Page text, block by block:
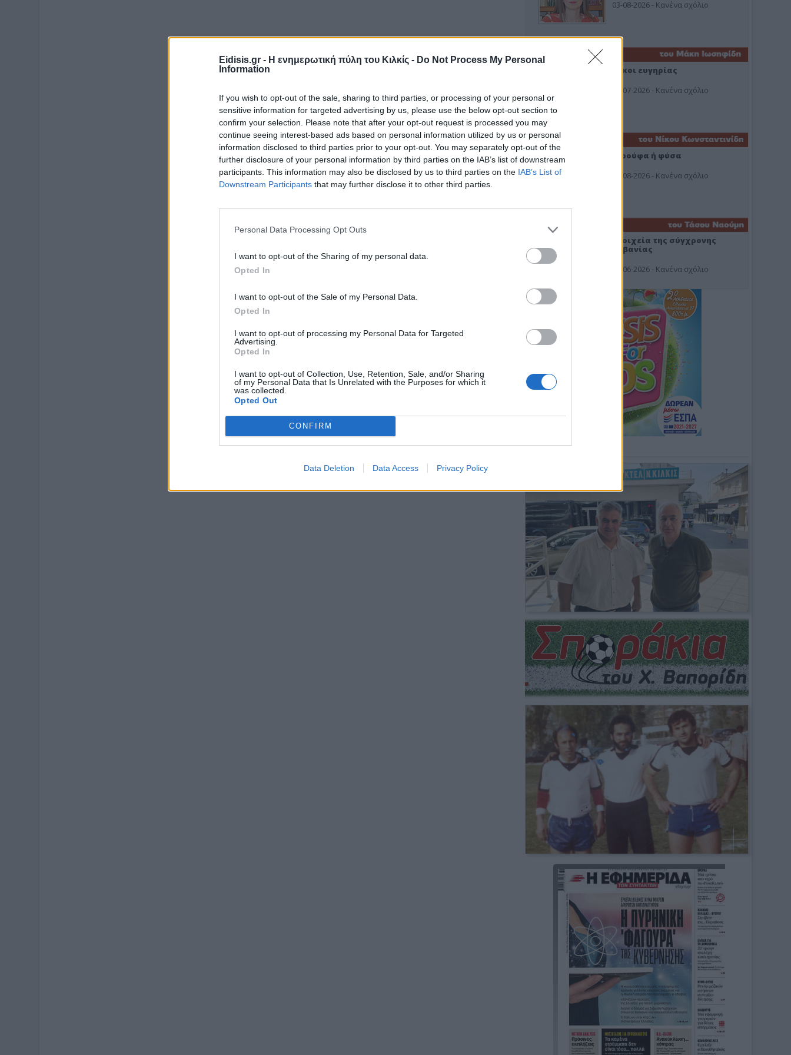
Eidisis.gr - Η ενημερωτική πύλη του Κιλκίς - Do Not Process My Personal
Information
If you wish to opt-out of the sale, sharing to third parties, or processing of your personal or
sensitive information for targeted advertising by us, please use the below opt-out section to
confirm your selection. Please note that after your opt-out request is processed you may
continue seeing interest-based ads based on personal information utilized by us or personal
information disclosed to third parties prior to your opt-out. You may separately opt-out of the
further disclosure of your personal information by third parties on the IAB’s list of downstream
participants. This information may also be disclosed by us to third parties on the IAB’s List of
Downstream Participants that may further disclose it to other third parties.
Personal Data Processing Opt Outs
I want to opt-out of the Sharing of my personal data.
Opted In
I want to opt-out of the Sale of my Personal Data.
Opted In
I want to opt-out of processing my Personal Data for Targeted
Advertising.
Opted In
I want to opt-out of Collection, Use, Retention, Sale, and/or Sharing
of my Personal Data that Is Unrelated with the Purposes for which it
was collected.
Opted Out
CONFIRM
Data Deletion Data Access Privacy Policy
03-08-2026 - Κανένα σχόλιο
Οίκοι ευγηρίας
24-07-2026 - Κανένα σχόλιο
Ή ρούφα ή φύσα
03-08-2026 - Κανένα σχόλιο
Στοιχεία της σύγχρονης
Αλβανίας
19-06-2026 - Κανένα σχόλιο
Φωτοσχόλιο